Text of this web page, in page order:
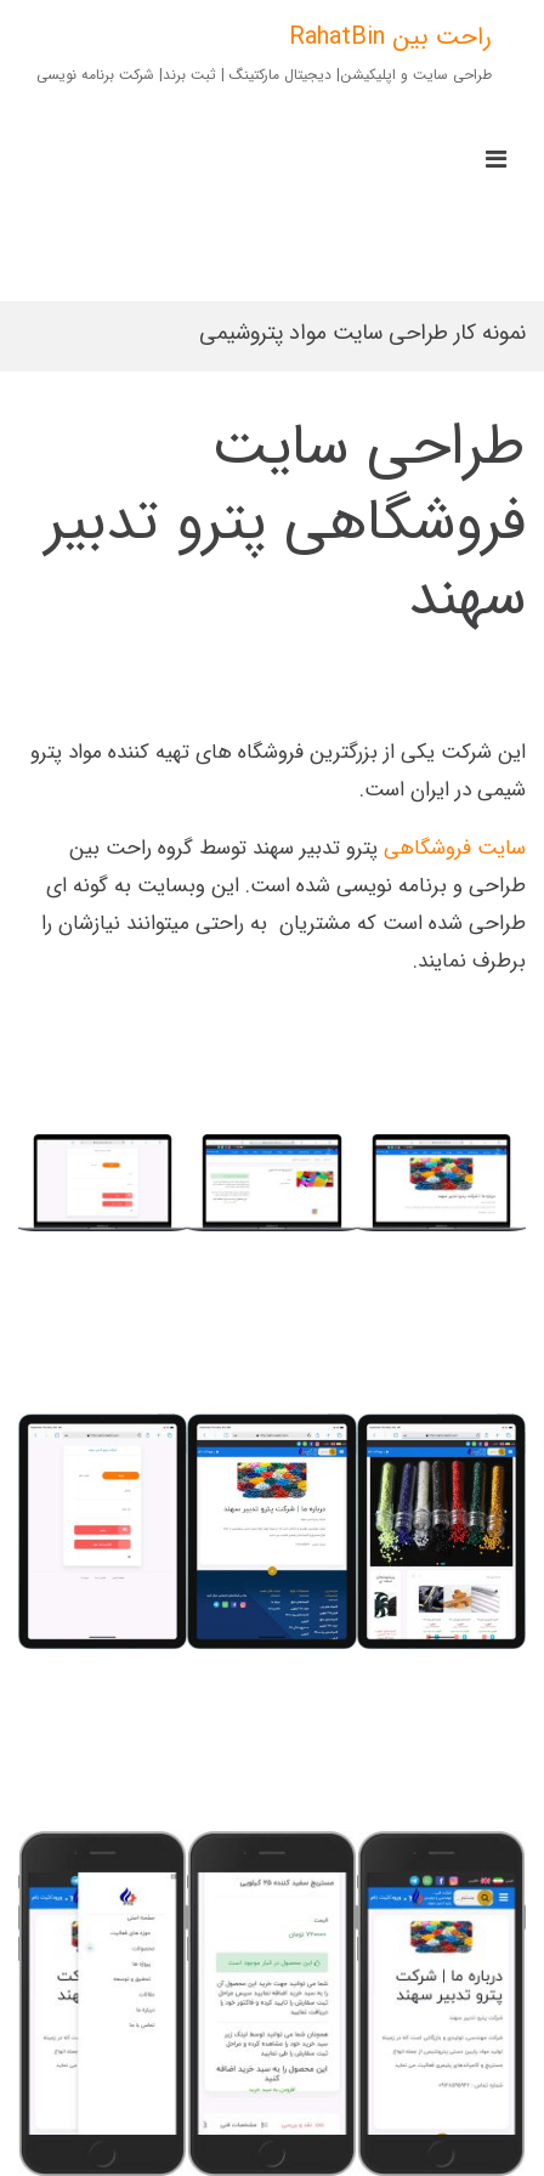
contentراحت بین RahatBin
طراحی سایت و اپلیکیشن| دیجیتال مارکتینگ | ثبت برند| شرکت برنامه نویسی
نمونه کار طراحی سایت مواد پتروشیمی
طراحی سایت
فروشگاهی پترو تدبیر
سهند
این شرکت یکی از بزرگترین فروشگاه های تهیه کننده مواد پترو
شیمی در ایران است.
سایت فروشگاهی پترو تدبیر سهند توسط گروه راحت بین
طراحی و برنامه نویسی شده است. این وبسایت به گونه ای
طراحی شده است که مشتریان به راحتی میتوانند نیازشان را
برطرف نمایند.